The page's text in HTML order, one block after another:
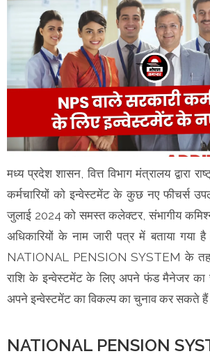
मध्य प्रदेश शासन, वित्त विभाग मंत्रालय द्वारा
कर्मचारियों को इन्वेस्टमेंट के कुछ नए फीचर्स
जुलाई 2024 को समस्त कलेक्टर, संभागीय
अधिकारियों के नाम जारी पत्र में बताया गया है
NATIONAL PENSION SYSTEM के
राशि के इन्वेस्टमेंट के लिए अपने फंड मैनेजर
अपने इन्वेस्टमेंट का विकल्प का चुनाव कर सकते
NATIONAL PENSION